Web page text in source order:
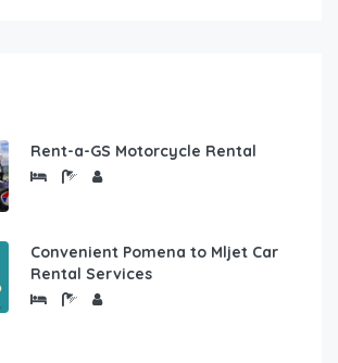
Rent-a-GS Motorcycle Rental
Convenient Pomena to Mljet Car
Rental Services